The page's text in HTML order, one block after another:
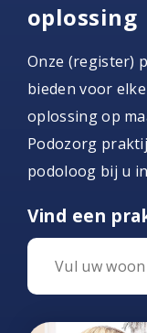
oplossing
Onze (register)
bieden voor
oplossing op
Podozorg
podoloog bij u
Vind een